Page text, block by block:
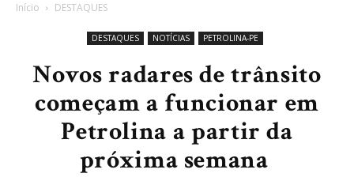
Início DESTAQUES
DESTAQUES NOTÍCIAS PETROLINA-PE
Novos radares de trânsito
começam a funcionar em
Petrolina a partir da
próxima semana